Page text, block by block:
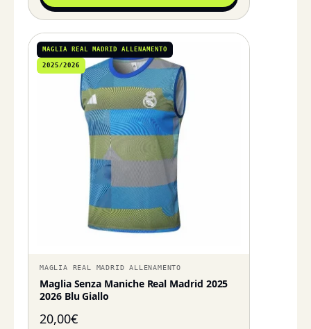
MAGLIA REAL MADRID ALLENAMENTO
2025/2026
MAGLIA REAL MADRID ALLENAMENTO
Maglia Senza Maniche Real Madrid 2025
2026 Blu Giallo
20,00€